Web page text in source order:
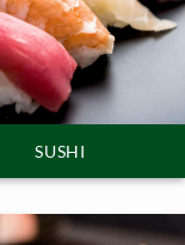
SUSHI